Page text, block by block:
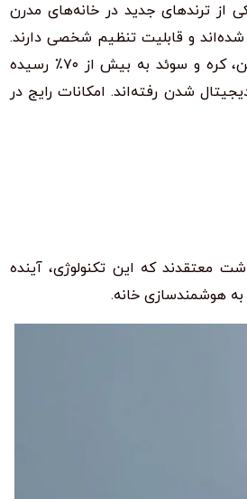
ترندهای جدید در خانه‌های مدرن
و قابلیت تنظیم شخصی دارند.
طبق گزارشی از سایت TOTO USA، استفاده از بیده‌های هوشمند در کشورهای ژاپن، کره و سوئد به بیش از ۷۰٪ رسیده
شدن رفته‌اند. امکانات رایج در
معتقدند که این تکنولوژی، آینده
هوشمندسازی خانه.